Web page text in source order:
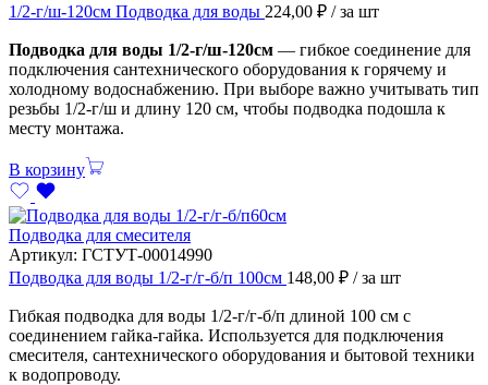
1/2-г/ш-120см Подводка для воды 224,00 ₽ / за шт
Подводка для воды 1/2-г/ш-120см — гибкое соединение для
подключения сантехнического оборудования к горячему и
холодному водоснабжению. При выборе важно учитывать тип
резьбы 1/2-г/ш и длину 120 см, чтобы подводка подошла к
месту монтажа.
В корзину
Подводка для смесителя
Артикул: ГСТУТ-00014990
Подводка для воды 1/2-г/г-б/п 100см 148,00 ₽ / за шт
Гибкая подводка для воды 1/2-г/г-б/п длиной 100 см с
соединением гайка-гайка. Используется для подключения
смесителя, сантехнического оборудования и бытовой техники
к водопроводу.